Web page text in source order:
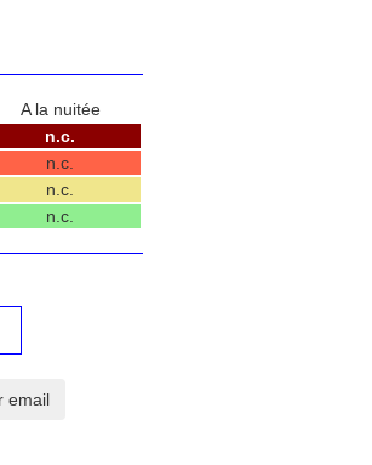
A la nuitée
n.c.
n.c.
n.c.
n.c.